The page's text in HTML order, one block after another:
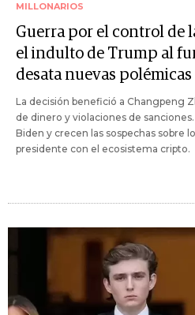
MILLONARIOS
Guerra por el control de
el indulto de Trump al
desata nuevas polémicas
La decisión benefició a Changpeng
de dinero y violaciones de
Biden y crecen las sospechas sobre
presidente con el ecosistema cripto.